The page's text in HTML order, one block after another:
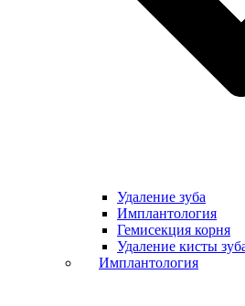
Удаление зуба
Имплантология
Гемисекция корня
Удаление кисты
Имплантология